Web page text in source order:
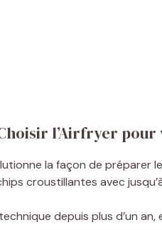
l’Airfryer pour
la façon de préparer
croustillantes avec
depuis plus d’un